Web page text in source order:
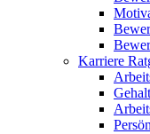
Karriere